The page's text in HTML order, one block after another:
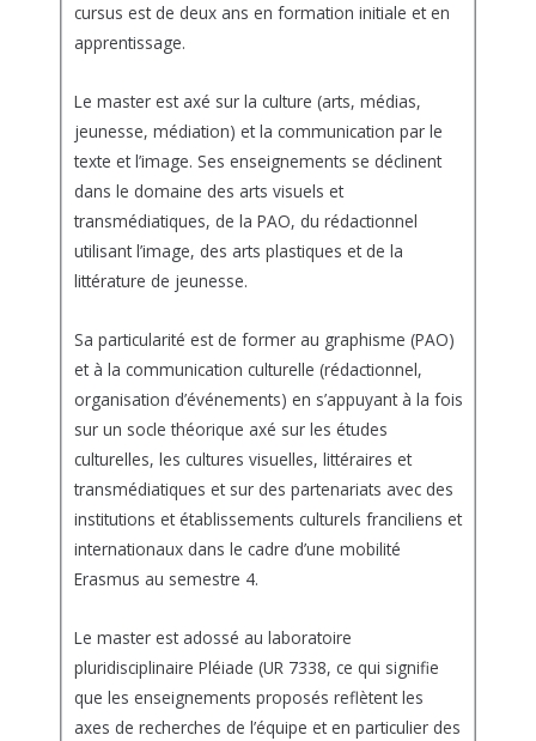
cursus est de deux ans en formation initiale et en
apprentissage.
Le master est axé sur la culture (arts, médias,
jeunesse, médiation) et la communication par le
texte et l’image. Ses enseignements se déclinent
dans le domaine des arts visuels et
transmédiatiques, de la PAO, du rédactionnel
utilisant l’image, des arts plastiques et de la
littérature de jeunesse.
Sa particularité est de former au graphisme (PAO)
et à la communication culturelle (rédactionnel,
organisation d’événements) en s’appuyant à la fois
sur un socle théorique axé sur les études
culturelles, les cultures visuelles, littéraires et
transmédiatiques et sur des partenariats avec des
institutions et établissements culturels franciliens et
internationaux dans le cadre d’une mobilité
Erasmus au semestre 4.
Le master est adossé au laboratoire
pluridisciplinaire Pléiade (UR 7338, ce qui signifie
que les enseignements proposés reflètent les
axes de recherches de l’équipe et en particulier des